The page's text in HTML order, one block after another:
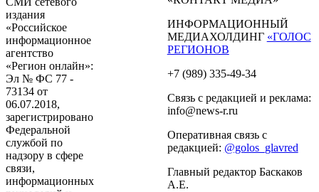
издания
«Российское
информационное
агентство
«Регион онлайн»:
Эл № ФС 77 -
73134 от
06.07.2018,
зарегистрировано
Федеральной
службой по
надзору в сфере
связи,
информационных
ИНФОРМАЦИОННЫЙ
МЕДИАХОЛДИНГ «ГОЛОС
РЕГИОНОВ
+7 (989) 335-49-34
Связь с редакцией и реклама:
info@news-r.ru
Оперативная связь с
редакцией: @golos_glavred
Главный редактор Баскаков
А.Е.